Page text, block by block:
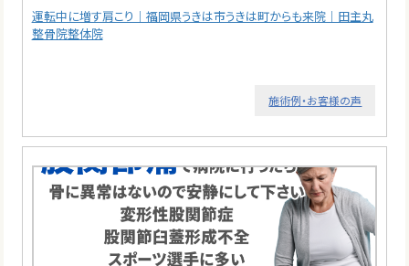
運転中に増す肩こり｜福岡県うきは市うきは町からも来院｜田主丸
整骨院整体院
施術例・お客様の声